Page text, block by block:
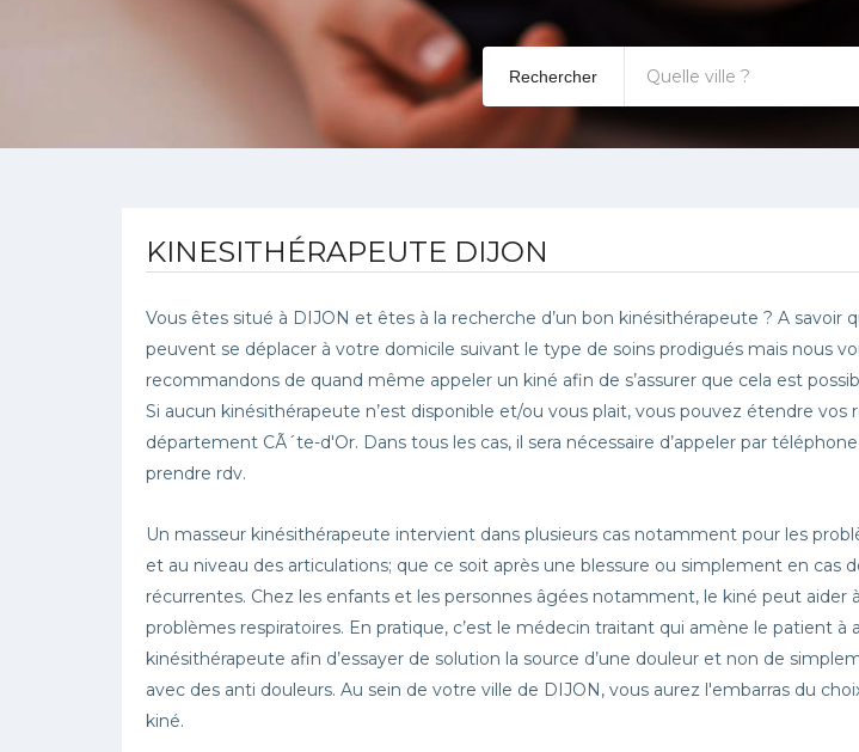
Rechercher
KINESITHÉRAPEUTE DIJON
Vous êtes situé à DIJON et êtes à la recherche d’un bon kinésithérapeute ? A savoir
peuvent se déplacer à votre domicile suivant le type de soins prodigués mais nous
recommandons de quand même appeler un kiné afin de s’assurer que cela est
Si aucun kinésithérapeute n’est disponible et/ou vous plait, vous pouvez étendre vos
département CÃ´te-d'Or. Dans tous les cas, il sera nécessaire d’appeler par
prendre rdv.
Un masseur kinésithérapeute intervient dans plusieurs cas notamment pour les
et au niveau des articulations; que ce soit après une blessure ou simplement en cas
récurrentes. Chez les enfants et les personnes âgées notamment, le kiné peut aider
problèmes respiratoires. En pratique, c’est le médecin traitant qui amène le patient à
kinésithérapeute afin d’essayer de solution la source d’une douleur et non de
avec des anti douleurs. Au sein de votre ville de DIJON, vous aurez l'embarras du
kiné.